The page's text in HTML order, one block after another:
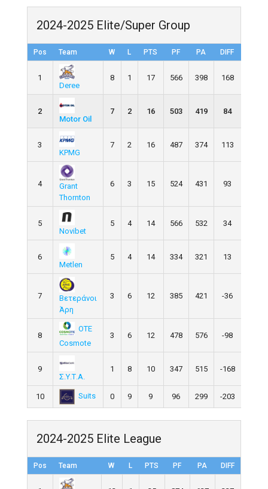
2024-2025 Elite/Super Group
Pos Team W L PTS PF PA DIFF
1
Deree
8 1 17 566 398 168
2
Motor Oil
7 2 16 503 419 84
3
KPMG
7 2 16 487 374 113
4
Grant
Thornton
6 3 15 524 431 93
5
Novibet
5 4 14 566 532 34
6
Metlen
5 4 14 334 321 13
7
Βετεράνοι
Άρη
3 6 12 385 421 -36
8
OTE
Cosmote
3 6 12 478 576 -98
9
Σ.Υ.Τ.Α.
1 8 10 347 515 -168
10 Suits 0 9 9 96 299 -203
2024-2025 Elite League
Pos Team W L PTS PF PA DIFF